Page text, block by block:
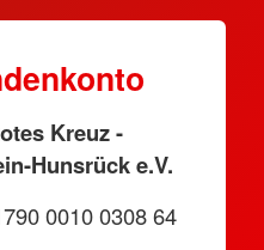
Kreuz -
Hunsrück e.V.
0010 0308 64